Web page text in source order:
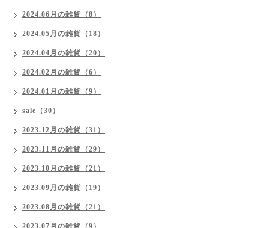
2024.06月の雑貨（8）
2024.05月の雑貨（18）
2024.04月の雑貨（20）
2024.02月の雑貨（6）
2024.01月の雑貨（9）
sale（30）
2023.12月の雑貨（31）
2023.11月の雑貨（29）
2023.10月の雑貨（21）
2023.09月の雑貨（19）
2023.08月の雑貨（21）
2023.07月の雑貨（9）